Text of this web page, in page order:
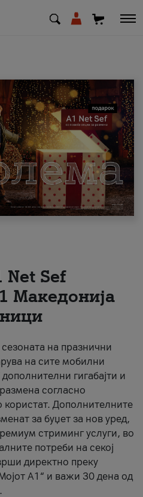
Net Sеf
Македонија
на празнични
на сите мобилни
гигабајти и
согласно
Дополнителните
за буџет за нов уред,
стриминг услуги, во
потреби на секој
директно преку
А1“ и важи 30 дена од